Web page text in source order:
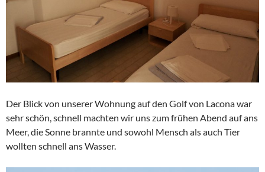
Der Blick von unserer Wohnung auf den Golf von Lacona war
sehr schön, schnell machten wir uns zum frühen Abend auf ans
Meer, die Sonne brannte und sowohl Mensch als auch Tier
wollten schnell ans Wasser.